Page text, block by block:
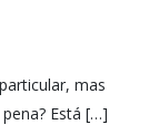
mas
Está […]